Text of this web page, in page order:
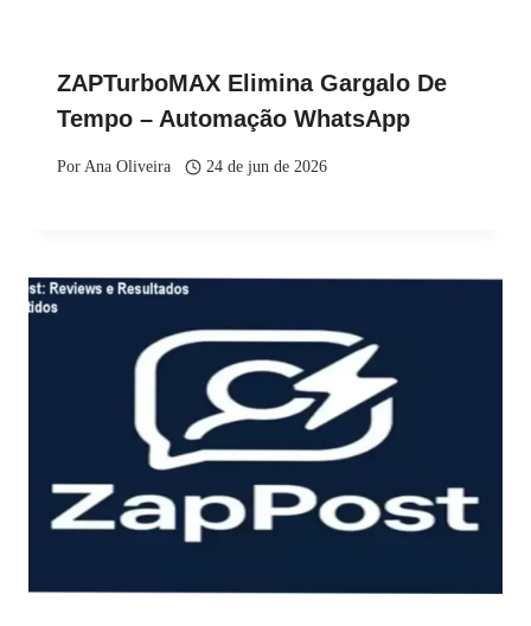
ZAPTurboMAX Elimina Gargalo De
Tempo – Automação WhatsApp
PorAna Oliveira 24 de jun de 2026